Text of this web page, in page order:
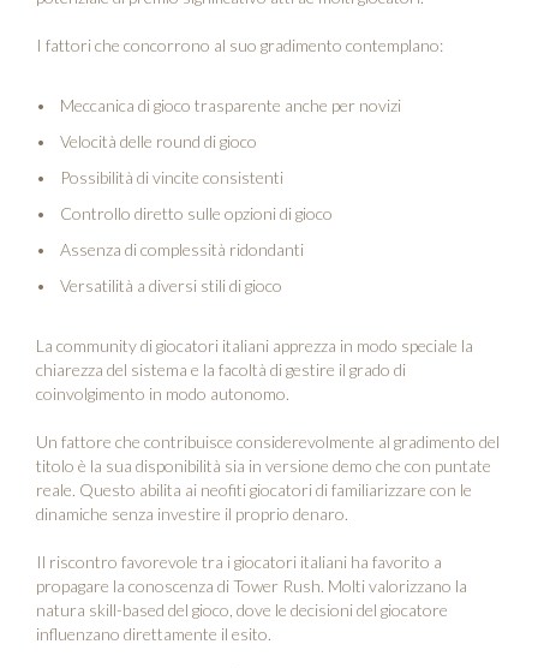
I fattori che concorrono al suo gradimento contemplano:
Meccanica di gioco trasparente anche per novizi
Velocità delle round di gioco
Possibilità di vincite consistenti
Controllo diretto sulle opzioni di gioco
Assenza di complessità ridondanti
Versatilità a diversi stili di gioco
La community di giocatori italiani apprezza in modo speciale la
chiarezza del sistema e la facoltà di gestire il grado di
coinvolgimento in modo autonomo.
Un fattore che contribuisce considerevolmente al gradimento del
titolo è la sua disponibilità sia in versione demo che con puntate
reale. Questo abilita ai neofiti giocatori di familiarizzare con le
dinamiche senza investire il proprio denaro.
Il riscontro favorevole tra i giocatori italiani ha favorito a
propagare la conoscenza di Tower Rush. Molti valorizzano la
natura skill-based del gioco, dove le decisioni del giocatore
influenzano direttamente il esito.